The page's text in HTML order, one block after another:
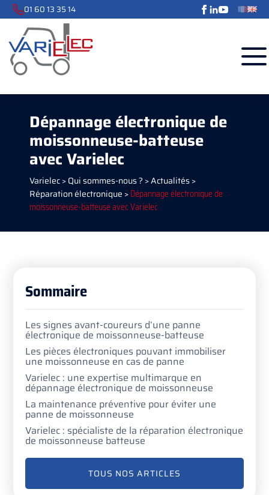
01 60 13 35 14
Dépannage électronique de
moissonneuse-batteuse
avec Varielec
Varielec>Qui sommes-nous ? >Actualités>
Réparation électronique >Dépannage électronique de
moissonneuse-batteuse avec Varielec
Sommaire
Les signes avant-coureurs d’une panne
électronique de moissonneuse-batteuse
Les pièces électroniques pouvant immobiliser
une moissonneuse en cas de panne
Varielec : une expertise multimarque en
dépannage électronique de moissonneuse
La maintenance préventive pour éviter une
panne de moissonneuse
Varielec : spécialiste de la réparation électronique
de moissonneuse batteuse
TOUS NOS ARTICLES